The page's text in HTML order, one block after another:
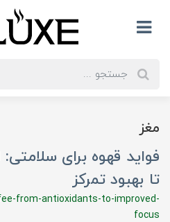
مغز
فواید قهوه برای
تا بهبود تمرکز
from-antioxidants-to-improved-
focus